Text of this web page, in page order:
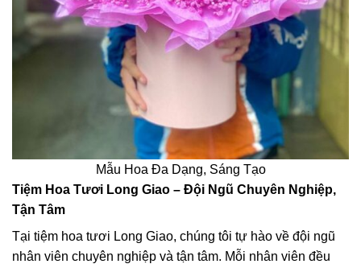
Mẫu Hoa Đa Dạng, Sáng Tạo
Tiệm Hoa Tươi Long Giao – Đội Ngũ Chuyên Nghiệp,
Tận Tâm
Tại tiệm hoa tươi Long Giao, chúng tôi tự hào về đội ngũ
nhân viên chuyên nghiệp và tận tâm. Mỗi nhân viên đều